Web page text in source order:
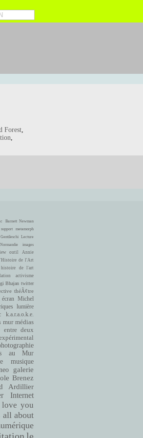
Forest,
,
Barnett Newman
support
metamorph
Lecture
Normandie
images
outil
Annie
de l'Art
histoire de l'art
activisme
Bhajan twitter
théÃ¢tre
écran
Michel
lumière
k.a.r.a.o.k.e.
mur médias
entre deux
au Mur
musique
galerie
Brenez
Ardillier
Internet
you
all about